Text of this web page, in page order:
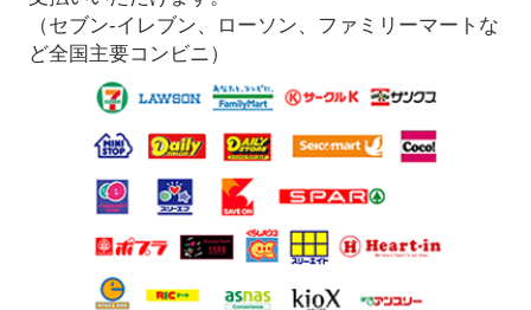
（セブン-イレブン、ローソン、ファミリーマートな
ど全国主要コンビニ）